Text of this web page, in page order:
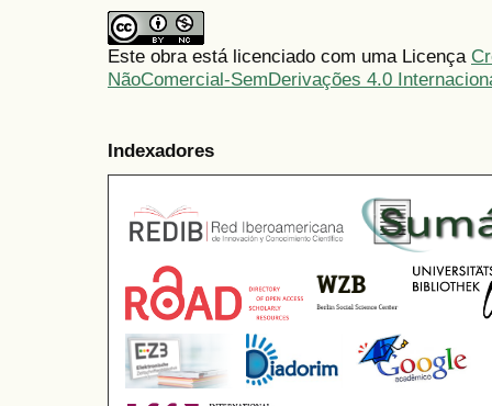
Este obra está licenciado com uma Licença
NãoComercial-SemDerivações 4.0
Indexadores